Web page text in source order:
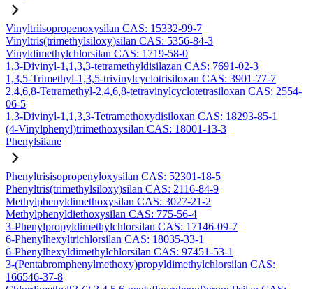
Vinyltriisopropenoxysilan CAS: 15332-99-7
Vinyltris(trimethylsiloxy)silan CAS: 5356-84-3
Vinyldimethylchlorsilan CAS: 1719-58-0
1,3-Divinyl-1,1,3,3-tetramethyldisilazan CAS: 7691-02-3
1,3,5-Trimethyl-1,3,5-trivinylcyclotrisiloxan CAS: 3901-77-7
2,4,6,8-Tetramethyl-2,4,6,8-tetravinylcyclotetrasiloxan CAS: 2554-
06-5
1,3-Divinyl-1,1,3,3-Tetramethoxydisiloxan CAS: 18293-85-1
(4-Vinylphenyl)trimethoxysilan CAS: 18001-13-3
Phenylsilane
Phenyltrisisopropenyloxysilan CAS: 52301-18-5
Phenyltris(trimethylsiloxy)silan CAS: 2116-84-9
Methylphenyldimethoxysilan CAS: 3027-21-2
Methylphenyldiethoxysilan CAS: 775-56-4
3-Phenylpropyldimethylchlorsilan CAS: 17146-09-7
6-Phenylhexyltrichlorsilan CAS: 18035-33-1
6-Phenylhexyldimethylchlorsilan CAS: 97451-53-1
3-(Pentabromphenylmethoxy)propyldimethylchlorsilan CAS:
166546-37-8